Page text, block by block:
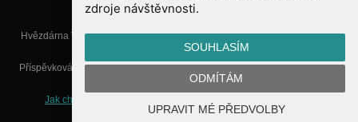
zdroje návštěvnosti.
SOUHLASÍM
ODMÍTÁM
UPRAVIT MÉ PŘEDVOLBY
Hvězdárna Valašské Meziříčí, příspěvková organizace, Vsetínská 78, 757
01 Valašské Meziříčí
Příspěvková organizace Zlínského kraje. Telefon:571 611 928, Mobil:777
info@astrovm.cz
Jak chráníme Vaše osobní údaje
WebConsult.cz